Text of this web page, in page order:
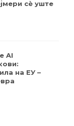
​​сè уште
AI
на ЕУ –